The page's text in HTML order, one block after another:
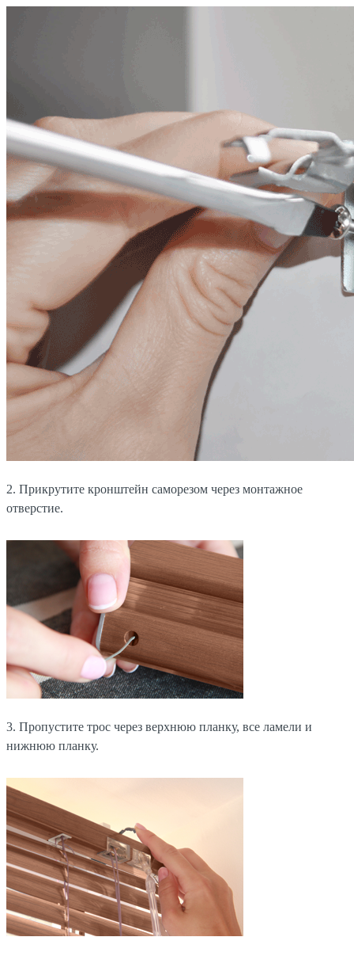
2. Прикрутите кронштейн саморезом через монтажное
отверстие.
3. Пропустите трос через верхнюю планку, все ламели и
нижнюю планку.